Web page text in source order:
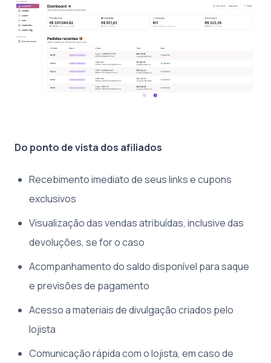
Do ponto de vista dos afiliados
Recebimento imediato de seus links e cupons
exclusivos
Visualização das vendas atribuídas, inclusive das
devoluções, se for o caso
Acompanhamento do saldo disponível para saque
e previsões de pagamento
Acesso a materiais de divulgação criados pelo
lojista
Comunicação rápida com o lojista, em caso de